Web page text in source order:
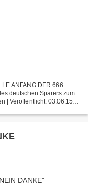
ANFANG DER 666
deutschen Sparers zum
| Veröffentlicht: 03.06.15